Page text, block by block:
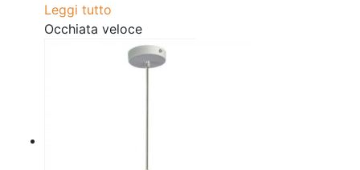
Leggi tutto
Occhiata veloce